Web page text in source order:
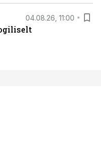
04.08.26, 11:00